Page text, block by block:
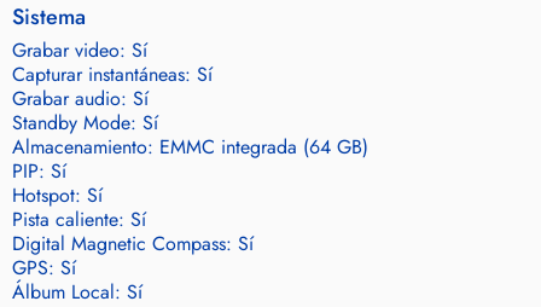
Sistema
Grabar video: Sí
Capturar instantáneas: Sí
Grabar audio: Sí
Standby Mode: Sí
Almacenamiento: EMMC integrada (64 GB)
PIP: Sí
Hotspot: Sí
Pista caliente: Sí
Digital Magnetic Compass: Sí
GPS: Sí
Álbum Local: Sí